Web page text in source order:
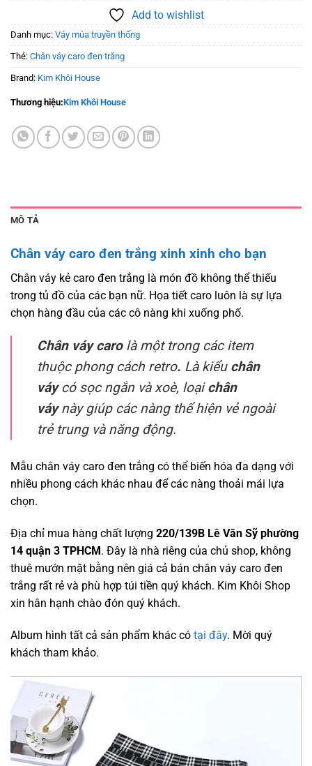
Add to wishlist
Danh mục: Váy múa truyền thống
Thẻ: Chân váy caro đen trắng
Brand: Kim Khôi House
Thương hiệu:Kim Khôi House
MÔ TẢ
Chân váy caro đen trắng xinh xinh cho bạn
Chân váy kẻ caro đen trắng là món đồ không thể thiếu
trong tủ đồ của các bạn nữ. Họa tiết caro luôn là sự lựa
chọn hàng đầu của các cô nàng khi xuống phố.
Chân váy carolà một trong các item
thuộc phong cách retro. Là kiểu chân
váycó sọc ngắn và xoè, loạichân
váynày giúp các nàng thể hiện vẻ ngoài
trẻ trung và năng động.
Mẫu chân váy caro đen trắng có thể biến hóa đa dạng với
nhiều phong cách khác nhau để các nàng thoải mái lựa
chọn.
Địa chỉ mua hàng chất lượng 220/139B Lê Văn Sỹ phường
14 quận 3 TPHCM. Đây là nhà riêng của chủ shop, không
thuê mướn mặt bằng nên giá cả bán chân váy caro đen
trắng rất rẻ và phù hợp túi tiền quý khách. Kim Khôi Shop
xin hân hạnh chào đón quý khách.
Album hình tất cả sản phẩm khác có tại đây. Mời quý
khách tham khảo.